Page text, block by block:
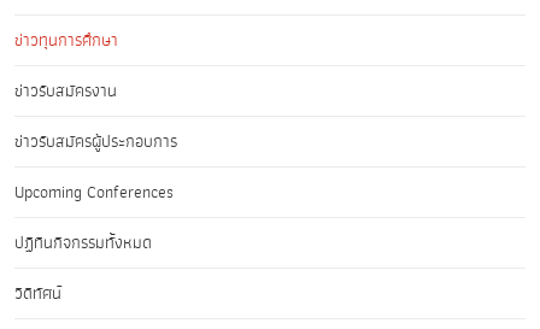
ข่าวทุนการศึกษา
ข่าวรับสมัครงาน
ข่าวรับสมัครผู้ประกอบการ
Upcoming Conferences
ปฏิทินกิจกรรมทั้งหมด
วิดีทัศน์